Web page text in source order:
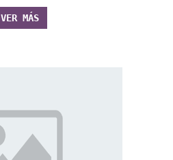
VER MÁS